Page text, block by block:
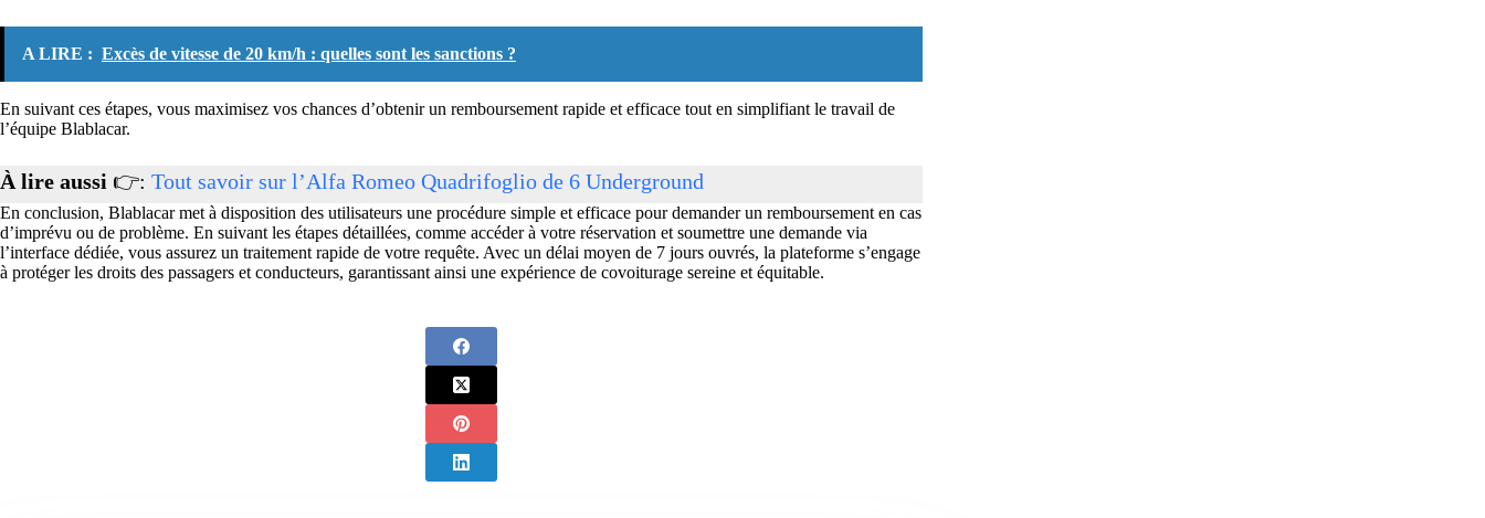
A LIRE : Excès de vitesse de 20 km/h : quelles sont les sanctions ?
En suivant ces étapes, vous maximisez vos chances d’obtenir un remboursement rapide et efficace tout en simplifiant le travail de
l’équipe Blablacar.
À lire aussi 👉: Tout savoir sur l’Alfa Romeo Quadrifoglio de 6 Underground
En conclusion, Blablacar met à disposition des utilisateurs une procédure simple et efficace pour demander un remboursement en cas
d’imprévu ou de problème. En suivant les étapes détaillées, comme accéder à votre réservation et soumettre une demande via
l’interface dédiée, vous assurez un traitement rapide de votre requête. Avec un délai moyen de 7 jours ouvrés, la plateforme s’engage
à protéger les droits des passagers et conducteurs, garantissant ainsi une expérience de covoiturage sereine et équitable.